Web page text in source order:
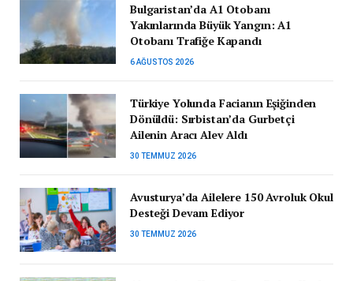
Bulgaristan’da A1 Otobanı
Yakınlarında Büyük Yangın: A1
Otobanı Trafiğe Kapandı
6 AĞUSTOS 2026
Türkiye Yolunda Facianın Eşiğinden
Dönüldü: Sırbistan’da Gurbetçi
Ailenin Aracı Alev Aldı
30 TEMMUZ 2026
Avusturya’da Ailelere 150 Avroluk Okul
Desteği Devam Ediyor
30 TEMMUZ 2026